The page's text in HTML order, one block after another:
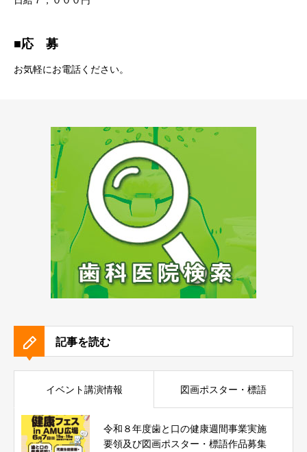
■応 募
お気軽にお電話ください。
記事を読む
イベント講演情報 図画ポスター・標語
令和８年度歯と口の健康週間事業実施
要領及び図画ポスター・標語作品募集